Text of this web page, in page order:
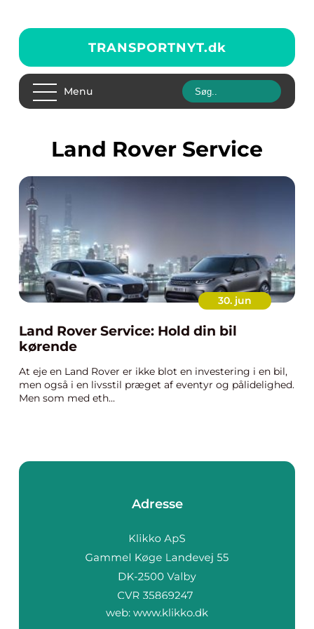
TRANSPORTNYT.dk
Menu
Land Rover Service
30. jun
Land Rover Service: Hold din bil
kørende
At eje en Land Rover er ikke blot en investering i en bil,
men også i en livsstil præget af eventyr og pålidelighed.
Men som med eth...
Adresse
web: www.klikko.dk